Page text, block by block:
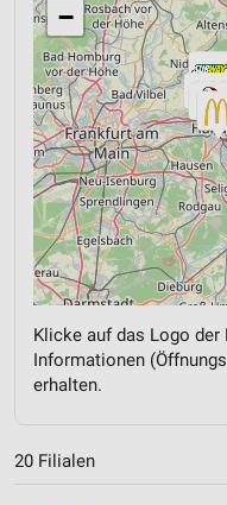
−
Klicke auf das Logo der
Informationen
erhalten.
20 Filialen